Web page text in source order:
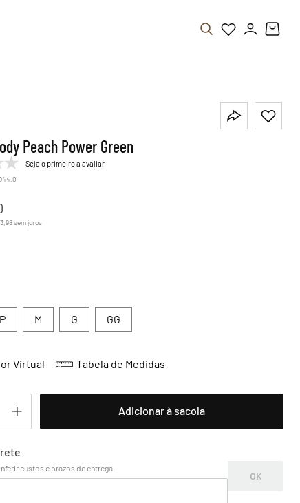
Peach Power Green
Seja o primeiro a avaliar
,98sem juros
G GG
M
P
Virtual Tabela de Medidas
Adicionar à sacola